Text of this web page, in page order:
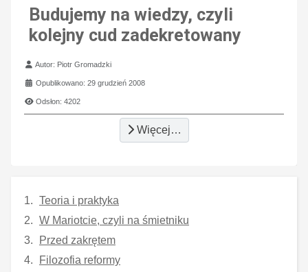
Budujemy na wiedzy, czyli
kolejny cud zadekretowany
Szczegóły
Autor: Piotr Gromadzki
Opublikowano: 29 grudzień 2008
Odsłon: 4202
Więcej…
Teoria i praktyka
W Mariotcie, czyli na śmietniku
Przed zakrętem
Filozofia reformy